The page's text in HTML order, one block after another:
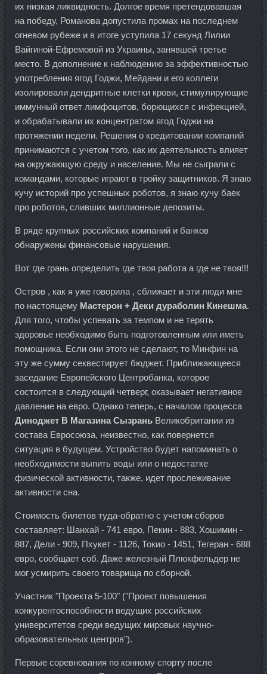
их низкая ликвидность. Долгое время претендовавшая
на победу, Романова допустила промах на последнем
огневом рубеже и в итоге уступила 17 секунд Лилии
Вайгиной-Ефремовой из Украины, занявшей третье
место. В дополнение к наблюдению за эффективностью
употребления ягод Годжи, Мейдани и его коллеги
изолировали дендритные клетки крови, стимулирующие
иммунный ответ лимфоцитов, борющихся с инфекцией,
и обрабатывали их концентратом ягод Годжи на
протяжении недели. Решения о кредитовании компаний
принимаются с учетом того, как их деятельность влияет
на окружающую среду и население. Мы не сыграли с
командами, которые играют в тройку защитников. Я знаю
кучу историй про успешных роботов, я знаю кучу баек
про роботов, сливших миллионные депозиты.
В ряде крупных российских компаний и банков
обнаружены финансовые нарушения.
Вот где грань определить где твоя работа а где не твоя!!!
Остров , как я уже говорила , сближает и эти люди мне
по настоящему Мастерон + Деки дураболин Кинешма.
Для того, чтобы успевать за темпом и не терять
здоровье необходимо быть подготовленным или иметь
помощника. Если они этого не сделают, то Минфин на
эту же сумму секвестирует бюджет. Приближающееся
заседание Европейского Центробанка, которое
состоится в следующий четверг, оказывает негативное
давление на евро. Однако теперь, с началом процесса
Диноджет В Магазина Сызрань Великобритании из
состава Евросоюза, неизвестно, как повернется
ситуация в будущем. Устройство будет напоминать о
необходимости выпить воды или о недостатке
физической активности, также, идет прослеживание
активности сна.
Стоимость билетов туда-обратно с учетом сборов
составляет: Шанхай - 741 евро, Пекин - 883, Хошимин -
887, Дели - 909, Пхукет - 1126, Токио - 1451, Тегеран - 688
евро, сообщает соб. Даже железный Плюкфельдер не
мог усмирить своего товарища по сборной.
Участник "Проекта 5-100" ("Проект повышения
конкурентоспособности ведущих российских
университетов среди ведущих мировых научно-
образовательных центров").
Первые соревнования по конному спорту после